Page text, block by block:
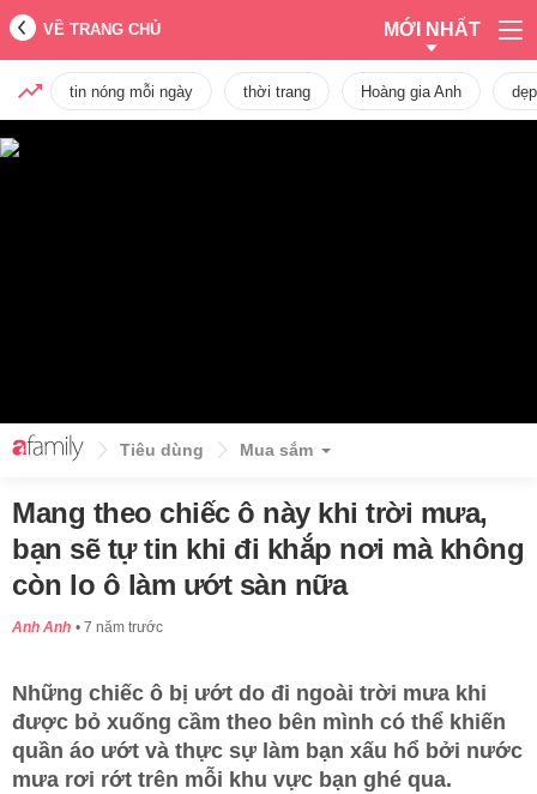
VỀ TRANG CHỦ MỚI NHẤT
tin nóng mỗi ngày thời trang Hoàng gia Anh dẹp
Tiêu dùng Mua sắm
Mang theo chiếc ô này khi trời mưa,
bạn sẽ tự tin khi đi khắp nơi mà không
còn lo ô làm ướt sàn nữa
Anh Anh 7 năm trước
Những chiếc ô bị ướt do đi ngoài trời mưa khi
được bỏ xuống cầm theo bên mình có thể khiến
quần áo ướt và thực sự làm bạn xấu hổ bởi nước
mưa rơi rớt trên mỗi khu vực bạn ghé qua.